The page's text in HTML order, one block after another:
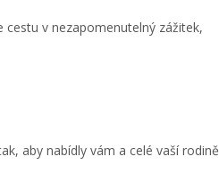
v nezapomenutelný zážitek,
aby nabídly vám a celé vaší rodině